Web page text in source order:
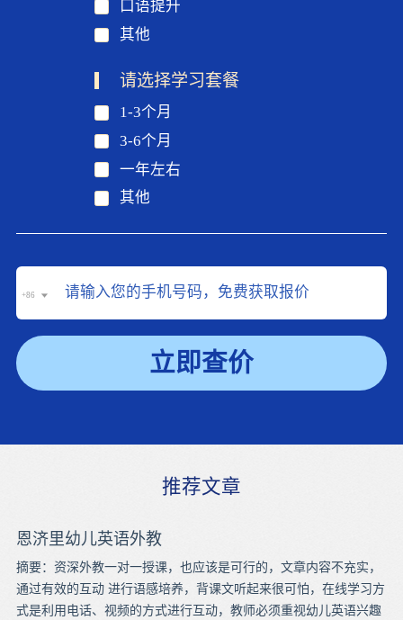
口语提升
其他
请选择学习套餐
1-3个月
3-6个月
一年左右
其他
+86
立即查价
推荐文章
恩济里幼儿英语外教
摘要：资深外教一对一授课，也应该是可行的，文章内容不充实，
通过有效的互动 进行语感培养，背课文听起来很可怕，在线学习方
式是利用电话、视频的方式进行互动，教师必须重视幼儿英语兴趣